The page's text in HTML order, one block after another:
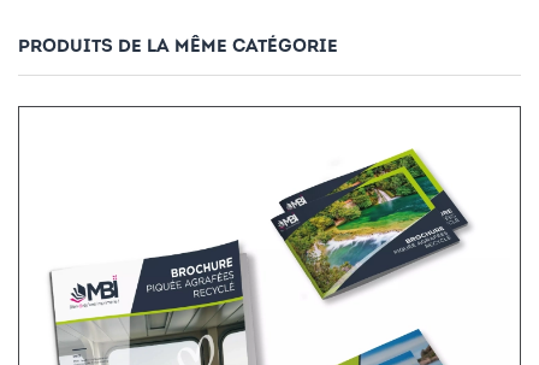
PRODUITS DE LA MÊME CATÉGORIE